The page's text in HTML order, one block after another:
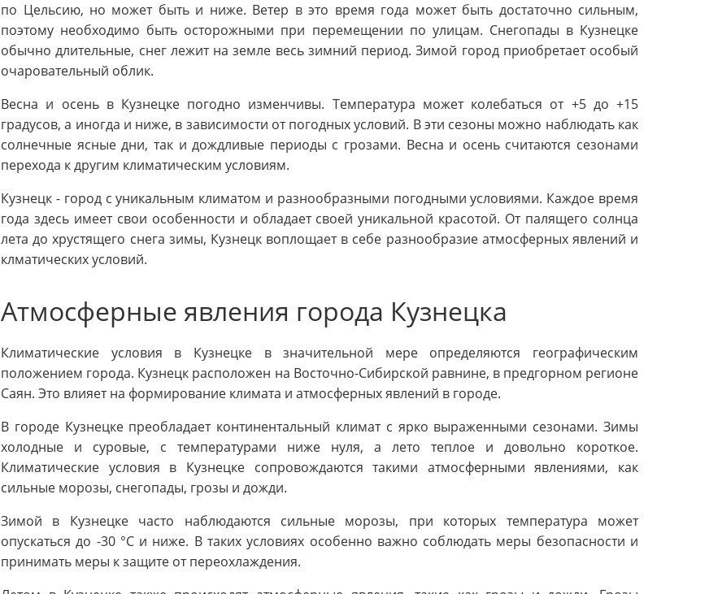
по Цельсию, но может быть и ниже. Ветер в это время года может быть достаточно сильным,
поэтому необходимо быть осторожными при перемещении по улицам. Снегопады в Кузнецке
обычно длительные, снег лежит на земле весь зимний период. Зимой город приобретает особый
очаровательный облик.
Весна и осень в Кузнецке погодно изменчивы. Температура может колебаться от +5 до +15
градусов, а иногда и ниже, в зависимости от погодных условий. В эти сезоны можно наблюдать как
солнечные ясные дни, так и дождливые периоды с грозами. Весна и осень считаются сезонами
перехода к другим климатическим условиям.
Кузнецк - город с уникальным климатом и разнообразными погодными условиями. Каждое время
года здесь имеет свои особенности и обладает своей уникальной красотой. От палящего солнца
лета до хрустящего снега зимы, Кузнецк воплощает в себе разнообразие атмосферных явлений и
клматических условий.
Атмосферные явления города Кузнецка
Климатические условия в Кузнецке в значительной мере определяются географическим
положением города. Кузнецк расположен на Восточно-Сибирской равнине, в предгорном регионе
Саян. Это влияет на формирование климата и атмосферных явлений в городе.
В городе Кузнецке преобладает континентальный климат с ярко выраженными сезонами. Зимы
холодные и суровые, с температурами ниже нуля, а лето теплое и довольно короткое.
Климатические условия в Кузнецке сопровождаются такими атмосферными явлениями, как
сильные морозы, снегопады, грозы и дожди.
Зимой в Кузнецке часто наблюдаются сильные морозы, при которых температура может
опускаться до -30 °C и ниже. В таких условиях особенно важно соблюдать меры безопасности и
принимать меры к защите от переохлаждения.